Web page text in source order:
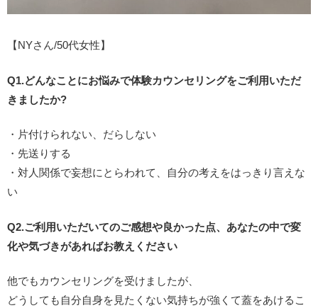
【NYさん/50代女性】
Q1.どんなことにお悩みで体験カウンセリングをご利用いただ
きましたか?
・片付けられない、だらしない
・先送りする
・対人関係で妄想にとらわれて、自分の考えをはっきり言えな
い
Q2.ご利用いただいてのご感想や良かった点、あなたの中で変
化や気づきがあればお教えください
他でもカウンセリングを受けましたが、
どうしても自分自身を見たくない気持ちが強くて蓋をあけるこ